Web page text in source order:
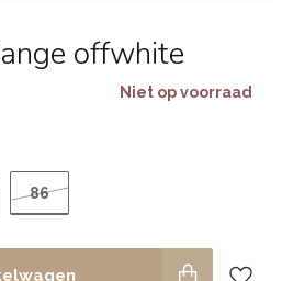
offwhite
Niet op voorraad
86